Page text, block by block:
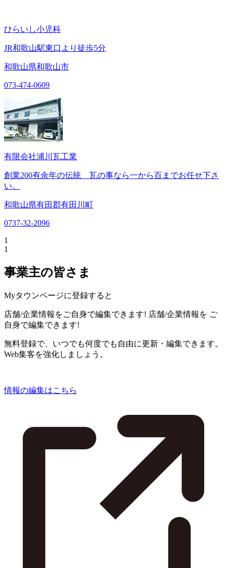
ひらいし小児科
JR和歌山駅東口より徒歩5分
和歌山県和歌山市
073-474-0609
有限会社浦川瓦工業
創業200有余年の伝統 瓦の事なら一から百までお任せ下さ
い。
和歌山県有田郡有田川町
0737-32-2096
1
1
事業主の皆さま
Myタウンページに登録すると
店舗/企業情報をご自身で編集できます! 店舗/企業情報を ご
自身で編集できます!
無料登録で、いつでも何度でも自由に更新・編集できます。
Web集客を強化しましょう。
情報の編集はこちら